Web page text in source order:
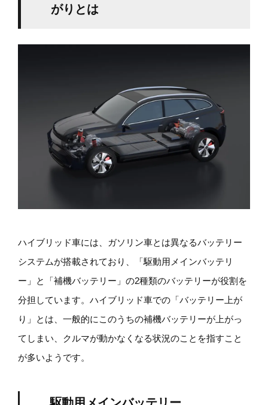
がりとは
ハイブリッド車には、ガソリン車とは異なるバッテリー
システムが搭載されており、「駆動用メインバッテリ
ー」と「補機バッテリー」の2種類のバッテリーが役割を
分担しています。ハイブリッド車での「バッテリー上が
り」とは、一般的にこのうちの補機バッテリーが上がっ
てしまい、クルマが動かなくなる状況のことを指すこと
が多いようです。
駆動用メインバッテリー